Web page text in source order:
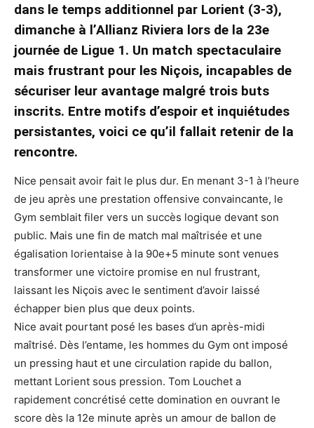
dans le temps additionnel par Lorient (3-3),
dimanche à l’Allianz Riviera lors de la 23e
journée de Ligue 1. Un match spectaculaire
mais frustrant pour les Niçois, incapables de
sécuriser leur avantage malgré trois buts
inscrits. Entre motifs d’espoir et inquiétudes
persistantes, voici ce qu’il fallait retenir de la
rencontre.
Nice pensait avoir fait le plus dur. En menant 3-1 à l’heure
de jeu après une prestation offensive convaincante, le
Gym semblait filer vers un succès logique devant son
public. Mais une fin de match mal maîtrisée et une
égalisation lorientaise à la 90e+5 minute sont venues
transformer une victoire promise en nul frustrant,
laissant les Niçois avec le sentiment d’avoir laissé
échapper bien plus que deux points.
Nice avait pourtant posé les bases d’un après-midi
maîtrisé. Dès l’entame, les hommes du Gym ont imposé
un pressing haut et une circulation rapide du ballon,
mettant Lorient sous pression. Tom Louchet a
rapidement concrétisé cette domination en ouvrant le
score dès la 12e minute après un amour de ballon de